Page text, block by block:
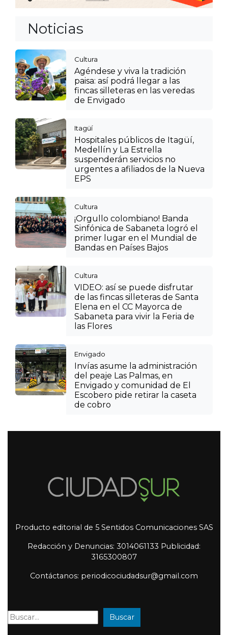
Noticias
Cultura
Agéndese y viva la tradición
paisa: así podrá llegar a las
fincas silleteras en las veredas
de Envigado
Itagüí
Hospitales públicos de Itagüí,
Medellín y La Estrella
suspenderán servicios no
urgentes a afiliados de la Nueva
EPS
Cultura
¡Orgullo colombiano! Banda
Sinfónica de Sabaneta logró el
primer lugar en el Mundial de
Bandas en Países Bajos
Cultura
VIDEO: así se puede disfrutar
de las fincas silleteras de Santa
Elena en el CC Mayorca de
Sabaneta para vivir la Feria de
las Flores
Envigado
Invías asume la administración
del peaje Las Palmas, en
Envigado y comunidad de El
Escobero pide retirar la caseta
de cobro
Producto editorial de 5 Sentidos Comunicaciones SAS
Redacción y Denuncias: 3014061133 Publicidad:
3165300807
Contáctanos: periodicociudadsur@gmail.com
Buscar: Buscar